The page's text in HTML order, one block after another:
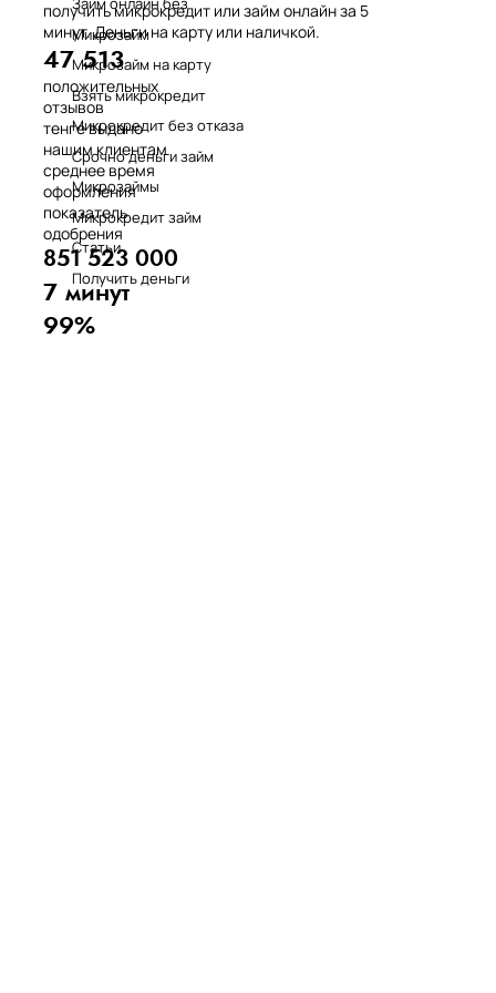
Микрозайм
Микрозайм на карту
Взять микрокредит
Микрокредит без отказа
Срочно деньги займ
Микрозаймы
Микрокредит займ
Статьи
Получить деньги
получить микрокредит или займ онлайн за 5
минут. Деньги на карту или наличкой.
47 513
положительных
отзывов
тенге выдано
нашим клиентам
среднее время
оформления
показатель
одобрения
851 523 000
7 минут
99%